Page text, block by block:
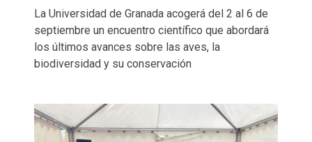
La Universidad de Granada acogerá del 2 al 6 de
septiembre un encuentro científico que abordará
los últimos avances sobre las aves, la
biodiversidad y su conservación